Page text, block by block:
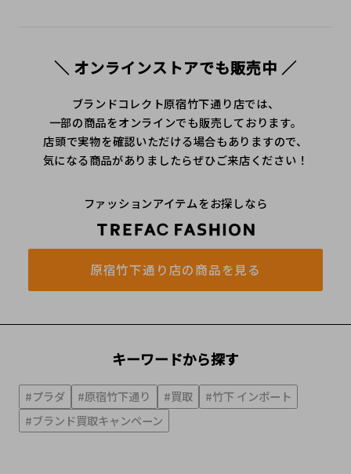
＼ オンラインストアでも販売中 ／
ブランドコレクト原宿竹下通り店では、
一部の商品をオンラインでも販売しております。
店頭で実物を確認いただける場合もありますので、
気になる商品がありましたらぜひご来店ください！
ファッションアイテムをお探しなら
原宿竹下通り店の商品を見る
キーワードから探す
#プラダ #原宿竹下通り #買取
#竹下 インポート
#ブランド買取キャンペーン